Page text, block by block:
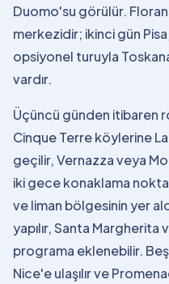
Duomo'su görülür.
merkezidir; ikinci gün
opsiyonel turuyla
vardır.
Üçüncü günden itibaren
Cinque Terre köylerine
geçilir, Vernazza veya
iki gece konaklama
ve liman bölgesinin yer
yapılır, Santa
programa eklenebilir.
Nice'e ulaşılır ve